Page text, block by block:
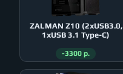
ZALMAN Z10 (2xUSB3.0,
1xUSB 3.1 Type-C)
-3300 р.